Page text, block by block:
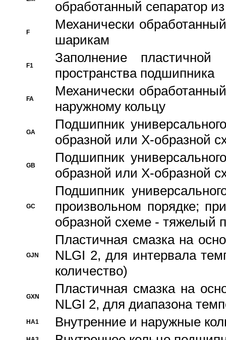
обработанный сепаратор
F
Механически
шарикам
F1
Заполнение
пространства подшипника
FA
Механически
наружному кольцу
GA
Подшипник
образной или Х-образной
GB
Подшипник
образной или Х-образной
GC
Подшипник
произвольном порядке;
образной схеме - тяжелый
GJN
Пластичная смазка на
NLGI 2, для интервала
количество)
GXN
Пластичная смазка на
NLGI 2, для диапазона
HA1 Внутренние и наружные